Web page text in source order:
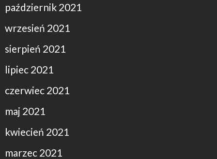
październik 2021
wrzesień 2021
sierpień 2021
lipiec 2021
czerwiec 2021
maj 2021
kwiecień 2021
marzec 2021